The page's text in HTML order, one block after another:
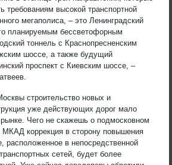
требованиям высокой транспортной
мегаполиса, – это Ленинградский
планируемым бессветофорным
тоннель с Краснопресненским
шоссе, а также будущий
проспект с Киевским шоссе, –
строительство новых и
уже действующих дорог мало
Чего не скажешь о подмосковном
коррекция в сторону повышения
расположенное в непосредственной
сетей, будет более